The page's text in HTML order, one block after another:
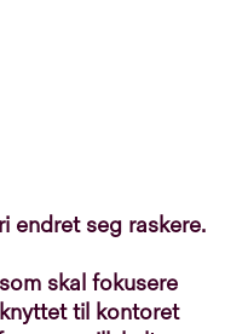
endret seg raskere.
skal fokusere
til kontoret